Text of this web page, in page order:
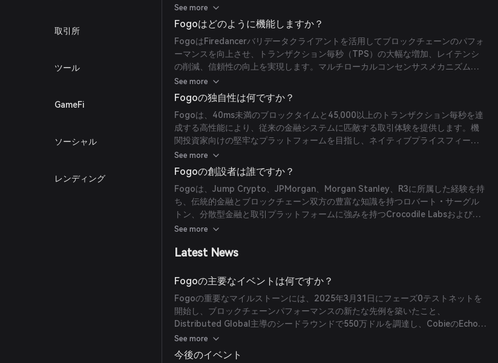
取引所
ツール
GameFi
ソーシャル
レンディング
Fogoは40ms未満のブロックタイムと54,000 TPSを超えるトランザクションスル
ープットを達成し、EthereumやSolanaなどのネットワークを凌駕しています。
その革新的なアーキテクチャは、マルチローカルコンセンサスメカニズム、厳選
されたバリデータセット、そしてノードの共配置によりレイテンシを最小化しつ
つ分散化を維持し、オンチェーンのレバレッジ取引、自動マーケットメイカー
（AMM）、予測市場などのアプリケーションに理想的です。
See more
Fogoはどのように機能しますか？
FogoはFiredancerバリデータクライアントを活用してブロックチェーンのパフォ
ーマンスを向上させ、トランザクション毎秒（TPS）の大幅な増加、レイテンシ
の削減、信頼性の向上を実現します。マルチローカルコンセンサスメカニズム
は、世界各地の異なる都市に共配置された分散型のバリデータセットを含み、特
定地域のピークトレーディング時間に活性化されます。この動的な共配置によ
り、特定のノードに障害が発生した場合でもコンセンサスをシフトしネットワー
クの強靭性を確保します。さらにFogoは、ガスフリートランザクション、共配置
された流動性提供者ボールト、MEV防止などの機能を組み入れた厳選された許可
型バリデータセットを利用し、高性能を維持しています。
See more
Fogoの独自性は何ですか？
Fogoは、40ms未満のブロックタイムと45,000以上のトランザクション毎秒を達
成する高性能により、従来の金融システムに匹敵する取引体験を提供します。機
関投資家向けの堅牢なプラットフォームを目指し、ネイティブプライスフィード
や組み込まれた分散型取引所（DEX）などの機能を統合した機関グレードのインフ
ラストラクチャを備えています。革新的なマルチローカルコンセンサスモデルと
動的なバリデータ共配置により、低レイテンシと高スループットを実現し、グロ
ーバルな取引活動に最適化されています。
See more
Fogoの創設者は誰ですか？
Fogoは、Jump Crypto、JPMorgan、Morgan Stanley、R3に所属した経験を持
ち、伝統的金融とブロックチェーン双方の豊富な知識を持つロバート・サーグル
トン、分散型金融と取引プラットフォームに強みを持つCrocodile Labsおよび
Ambient Financeの創設者ダグラス・コルキット、Morgan StanleyとJump
金融とブロックチェーン技術に精通したCEOマイケル・ケイヒルの共同設立によ
See more
Latest News
Fogoの主要なイベントは何ですか？
Fogoの重要なマイルストーンには、2025年3月31日にフェーズ0テストネットを
開始し、ブロックチェーンパフォーマンスの新たな先例を築いたこと、
Distributed Global主導のシードラウンドで550万ドルを調達し、CobieのEchoプ
ラットフォームを通じてさらに800万ドルを獲得し合計1,350万ドルの資金調達を
完了したこと、さらにコミュニティ参画を促進するFogo Flamesプログラムを導
See more
今後のイベント